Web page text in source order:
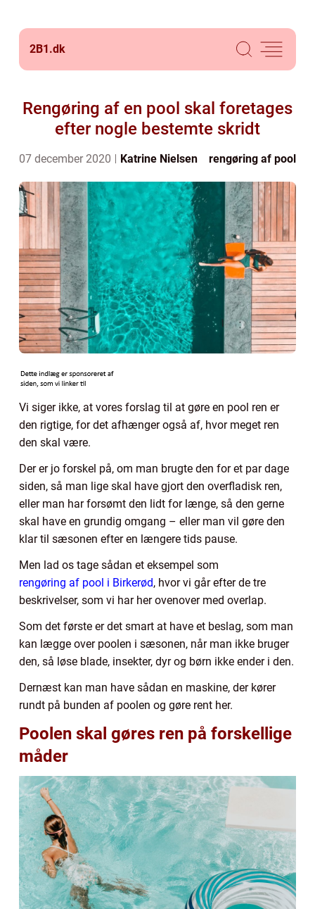
2B1.dk
Rengøring af en pool skal foretages
efter nogle bestemte skridt
07 december 2020 Katrine Nielsen rengøring af pool
Vi siger ikke, at vores forslag til at gøre en pool ren er
den rigtige, for det afhænger også af, hvor meget ren
den skal være.
Der er jo forskel på, om man brugte den for et par dage
siden, så man lige skal have gjort den overfladisk ren,
eller man har forsømt den lidt for længe, så den gerne
skal have en grundig omgang – eller man vil gøre den
klar til sæsonen efter en længere tids pause.
Men lad os tage sådan et eksempel som
rengøring af pool i Birkerød, hvor vi går efter de tre
beskrivelser, som vi har her ovenover med overlap.
Som det første er det smart at have et beslag, som man
kan lægge over poolen i sæsonen, når man ikke bruger
den, så løse blade, insekter, dyr og børn ikke ender i den.
Dernæst kan man have sådan en maskine, der kører
rundt på bunden af poolen og gøre rent her.
Poolen skal gøres ren på forskellige
måder